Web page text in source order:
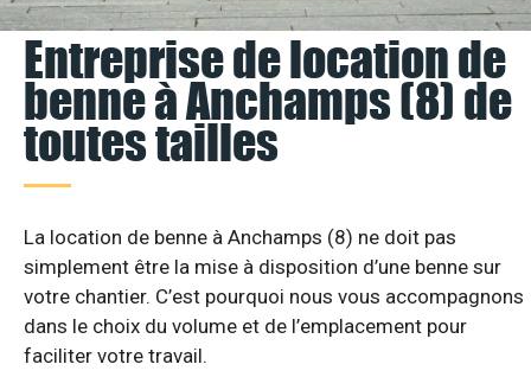
Entreprise de location de
benne à Anchamps (8) de
toutes tailles
La location de benne à Anchamps (8) ne doit pas
simplement être la mise à disposition d’une benne sur
votre chantier. C’est pourquoi nous vous accompagnons
dans le choix du volume et de l’emplacement pour
faciliter votre travail.